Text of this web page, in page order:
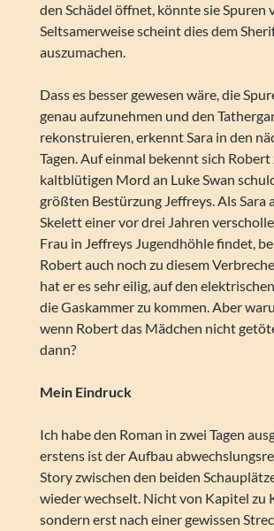
den Schädel öffnet, könnte sie Spuren
Seltsamerweise scheint dies dem
auszumachen.
Dass es besser gewesen wäre, die
genau aufzunehmen und den
rekonstruieren, erkennt Sara in den
Tagen. Auf einmal bekennt sich Robert
kaltblütigen Mord an Luke Swan
größten Bestürzung Jeffreys. Als Sara
Skelett einer vor drei Jahren
Frau in Jeffreys Jugendhöhle findet,
Robert auch noch zu diesem
hat er es sehr eilig, auf den
die Gaskammer zu kommen. Aber
wenn Robert das Mädchen nicht
dann?
Mein Eindruck
Ich habe den Roman in zwei Tagen
erstens ist der Aufbau
Story zwischen den beiden
wieder wechselt. Nicht von Kapitel zu
sondern erst nach einer gewissen